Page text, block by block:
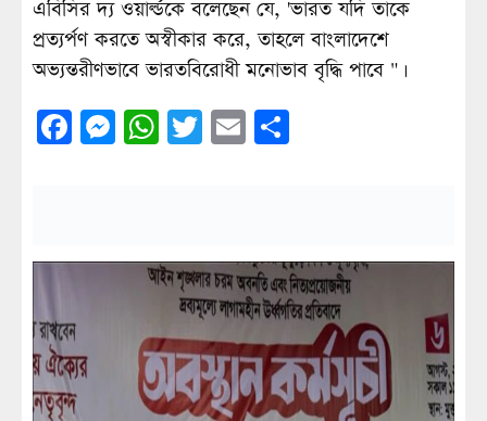
এবিসির দ্য ওয়ার্ল্ডকে বলেছেন যে, 'ভারত যদি তাকে
প্রত্যর্পণ করতে অস্বীকার করে, তাহলে বাংলাদেশে
অভ্যন্তরীণভাবে ভারতবিরোধী মনোভাব বৃদ্ধি পাবে "।
Facebook
Messenger
WhatsApp
Twitter
Email